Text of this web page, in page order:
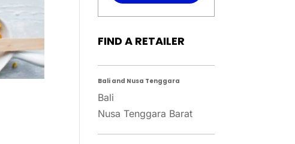
FIND A RETAILER
Bali and Nusa Tenggara
Bali
Nusa Tenggara Barat